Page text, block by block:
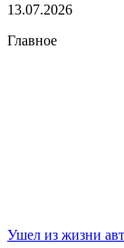
13.07.2026
Главное
Ушел из жизни